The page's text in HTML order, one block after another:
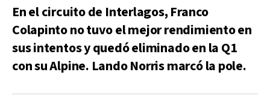
En el circuito de Interlagos, Franco
Colapinto no tuvo el mejor rendimiento en
sus intentos y quedó eliminado en la Q1
con su Alpine. Lando Norris marcó la pole.